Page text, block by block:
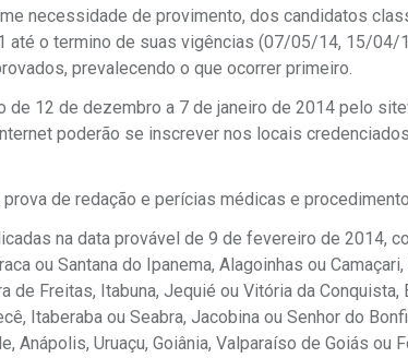
necessidade de provimento, dos candidatos
até o termino de suas vigências (07/05/14, 15/
prevalecendo o que ocorrer primeiro.
12 de dezembro a 7 de janeiro de 2014 pelo
poderão se inscrever nos locais
de redação e perícias médicas e
na data provável de 9 de fevereiro de 2014,
ou Santana do Ipanema, Alagoinhas ou
de Freitas, Itabuna, Jequié ou Vitória da
Itaberaba ou Seabra, Jacobina ou Senhor do
Anápolis, Uruaçu, Goiânia, Valparaíso de Goiás ou